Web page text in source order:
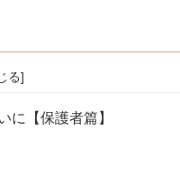
に【保護者篇】